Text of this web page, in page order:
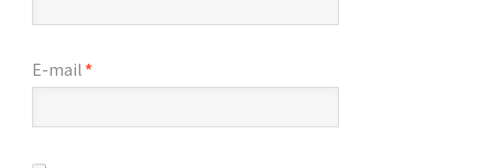
E-mail*